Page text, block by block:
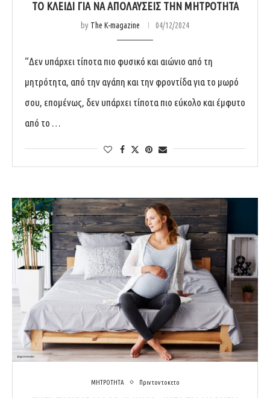
ΤΟ ΚΛΕΙΔΙ ΓΙΑ ΝΑ ΑΠΟΛΑΥΣΕΙΣ ΤΗΝ ΜΗΤΡΟΤΗΤΑ
by The K-magazine 04/12/2024
“Δεν υπάρχει τίποτα πιο φυσικό και αιώνιο από τη
μητρότητα, από την αγάπη και την φροντίδα για το μωρό
σου, επομένως, δεν υπάρχει τίποτα πιο εύκολο και έμφυτο
από το …
ΜΗΤΡΟΤΗΤΑ Πριν τον τοκετο